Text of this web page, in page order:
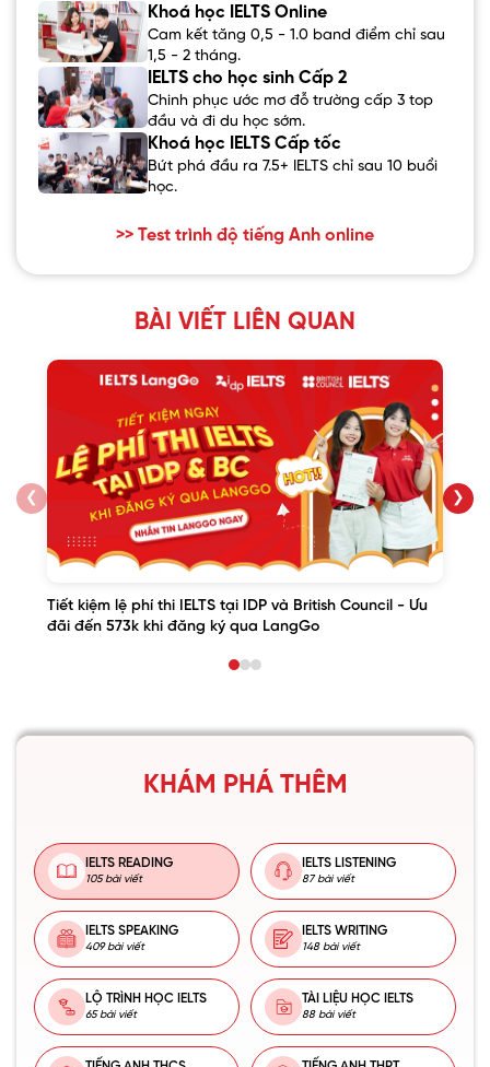
Khoá học IELTS Online
Cam kết tăng 0,5 - 1.0 band điểm chỉ sau
1,5 - 2 tháng.
IELTS cho học sinh Cấp 2
Chinh phục ước mơ đỗ trường cấp 3 top
đầu và đi du học sớm.
Khoá học IELTS Cấp tốc
Bứt phá đầu ra 7.5+ IELTS chỉ sau 10 buổi
học.
>> Test trình độ tiếng Anh online
BÀI VIẾT LIÊN QUAN
❮
Tiết kiệm lệ phí thi IELTS tại IDP và British Council - Ưu
đãi đến 573k khi đăng ký qua LangGo
❯
KHÁM PHÁ THÊM
IELTS READING
105 bài viết
IELTS LISTENING
87 bài viết
IELTS SPEAKING
409 bài viết
IELTS WRITING
148 bài viết
LỘ TRÌNH HỌC IELTS
65 bài viết
TÀI LIỆU HỌC IELTS
88 bài viết